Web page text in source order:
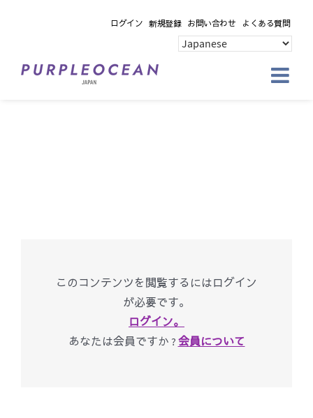
ログイン 新規登録 お問い合わせ よくある質問
このコンテンツを閲覧するにはログイン
が必要です。
ログイン。
あなたは会員ですか ? 会員について